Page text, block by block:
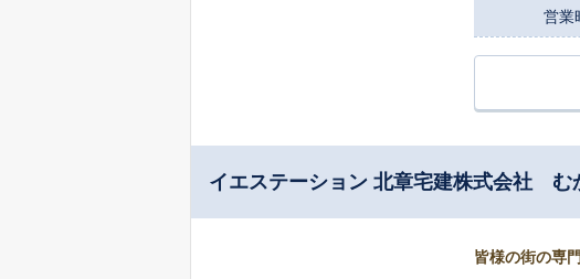
営業
イエステーション 北章宅建株式会社 む
皆様の街の専